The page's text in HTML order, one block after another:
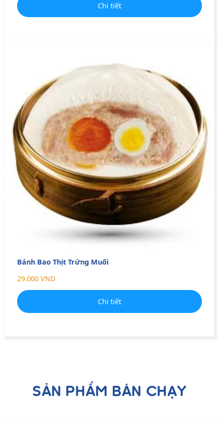
Chi tiết
Bánh Bao Thịt Trứng Muối
29.000 VND
Chi tiết
SẢN PHẨM BÁN CHẠY